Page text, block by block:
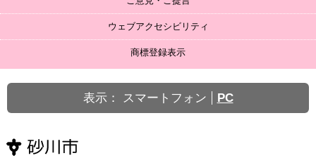
ウェブアクセシビリティ
商標登録表示
表示： スマートフォン PC